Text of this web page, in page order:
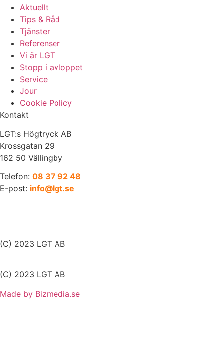
Aktuellt
Tips & Råd
Tjänster
Referenser
Vi är LGT
Stopp i avloppet
Service
Jour
Cookie Policy
Kontakt
LGT:s Högtryck AB
Krossgatan 29
162 50 Vällingby
Telefon: 08 37 92 48
E-post: info@lgt.se
(C) 2023 LGT AB
(C) 2023 LGT AB
Made by Bizmedia.se